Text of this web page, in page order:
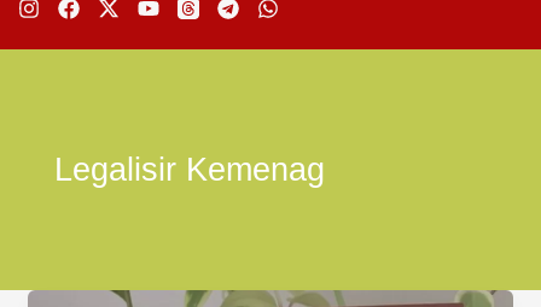
Legalisir Kemenag